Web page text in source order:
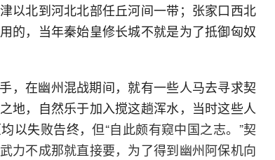
以北到河北北部任丘河间一带；张家口西北
的，当年秦始皇修长城不就是为了抵御匈奴
，在幽州混战期间，就有一些人马去寻求契
地，自然乐于加入搅这趟浑水，当时这些人
以失败告终，但“自此颇有窥中国之志。”契
力不成那就直接要，为了得到幽州阿保机向